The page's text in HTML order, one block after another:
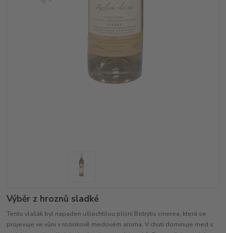
Výběr z hroznů sladké
Tento vlašák byl napaden ušlechtilou plísní Botrytis cinerea, která se
projevuje ve vůni v rozinkově medovém aroma. V chuti dominuje med s